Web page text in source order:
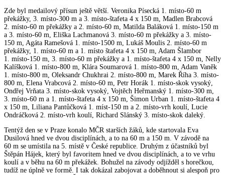
Zde byl medailový přísun ještě větší. Veronika Písecká 1. místo-60 m
překážky, 3. místo-300 m a 3. místo-štafeta 4 x 150 m, Madlen Brabcová
2. místo-60 m překážky a 2. místo-60 m, Matilda Baláková 1. místo-150 m
a 3. místo-60 m, Eliška Lachmanová 3. místo-60 m překážky a 3. místo-
150 m, Agáta Ramešová 1. místo-1500 m, Lukáš Moulis 2. místo-60 m
překážky, 1. místo-60 m a 1. místo štafeta 4 x 150 m, Adam Šlambor
1. místo-150 m, 3. místo-60 m překážky a 1. místo-štafeta 4 x 150 m, Nelly
Kalíšková 1. místo-800 m, Klára Soumarová 1. místo-800 m, Adam Vaněk
1. místo-800 m, Oleksandr Chukhrai 2. místo-800 m, Marek Říha 3. místo-
800 m, Elena Vrabcová 2. místo-60 m, Petr Horák 1. místo-skok vysoký,
Ondřej Vrňata 3. místo-skok vysoký, Vojtěch Heřmanský 1. místo-300 m,
3. místo-60 m a 1. místo-štafeta 4 x 150 m, Šimon Urban 1. místo-štafeta 4
x 150 m, Liliana Pantůčková 1. míst-150 m a 2. místo-vrh koulí, Lucie
Ondráčková 2. místo-vrh koulí, Richard Slánský 3. místo-skok daleký.
Tentýž den se v Praze konalo MČR starších žáků, kde startovala Eva
Dusilová hned ve dvou disciplínách, a to na 60 m a 150 m. V závodě na
60 m se umístila na 5. místě v České republice. Druhým z účastníků byl
Štěpán Hájek, který byl favoritem hned ve dvou disciplínách, a to ve vrhu
koulí a v běhu na 60 m překážek. Bohužel na závody odjížděl s horečkou,
tudíž ne úplně ve formě. I tak dokázal zabojovat a doběhnout si alespoň pro